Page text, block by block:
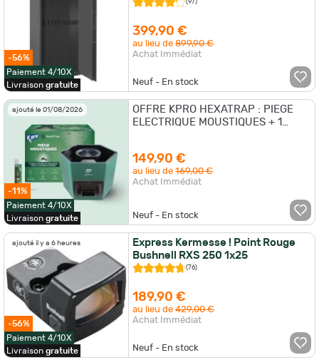
-56%
Paiement 4/10X
Livraison gratuite
(97)
399,90 €
au lieu de899,90 €
Achat Immédiat
Neuf - En stock
ajouté le 01/08/2026
-11%
Paiement 4/10X
Livraison gratuite
OFFRE KPRO HEXATRAP : PIEGE
ELECTRIQUE MOUSTIQUES + 1
149,90 €
au lieu de169,00 €
Achat Immédiat
Neuf - En stock
ajouté il y a 6 heures
-56%
Paiement 4/10X
Livraison gratuite
Express Kermesse ! Point Rouge
Bushnell RXS 250 1x25
(76)
189,90 €
au lieu de429,00 €
Achat Immédiat
Neuf - En stock